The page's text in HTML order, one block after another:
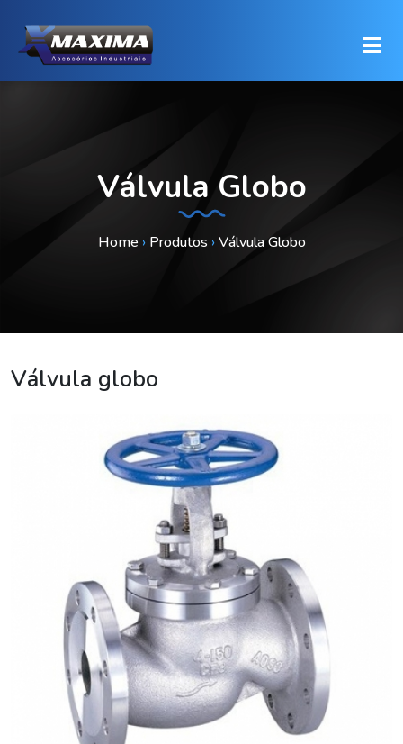
Válvula Globo
Home › Produtos › Válvula Globo
Válvula globo